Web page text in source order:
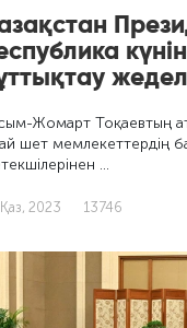
Жомарт Тоқаевтың
шет мемлекеттердің
…
2023 13746